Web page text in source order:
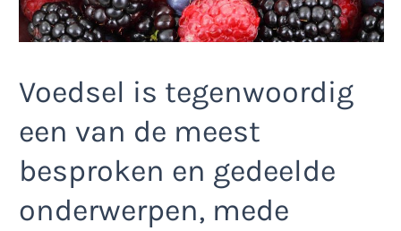
Voedsel is tegenwoordig
een van de meest
besproken en gedeelde
onderwerpen, mede